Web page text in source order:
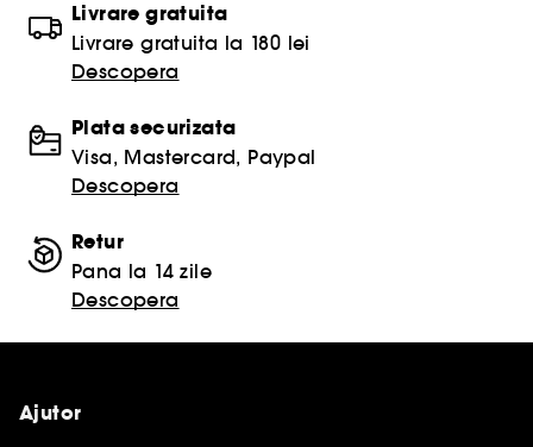
Livrare gratuita
Livrare gratuita la 180 lei
Descopera
Plata securizata
Visa, Mastercard, Paypal
Descopera
Retur
Pana la 14 zile
Descopera
Ajutor